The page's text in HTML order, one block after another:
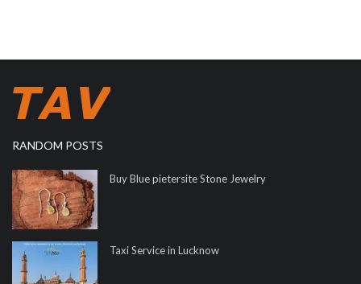
RANDOM POSTS
Buy Blue pietersite Stone Jewelry
Taxi Service in Lucknow